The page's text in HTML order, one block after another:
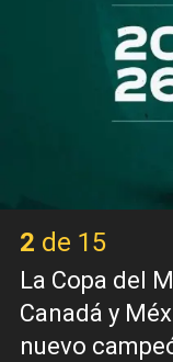
2 de 15
La Copa del
Canadá y
nuevo